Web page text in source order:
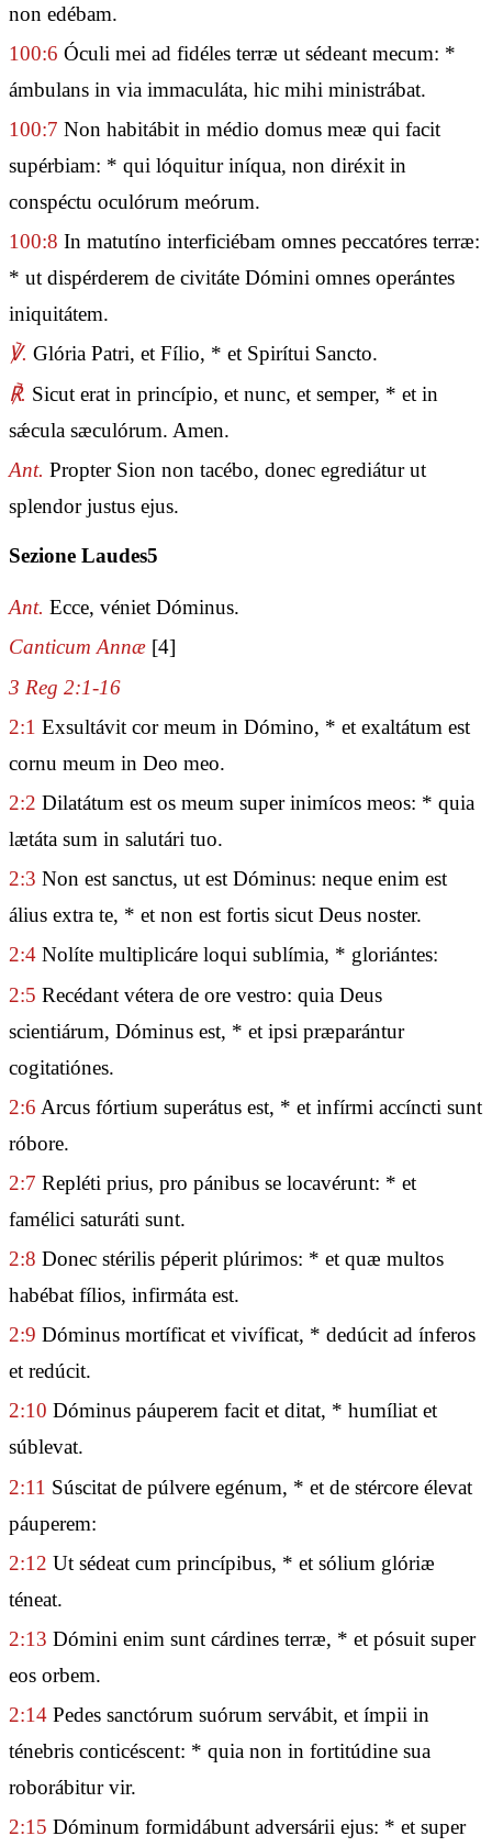
non edébam.
100:6 Óculi mei ad fidéles terræ ut sédeant mecum: *
ámbulans in via immaculáta, hic mihi ministrábat.
100:7 Non habitábit in médio domus meæ qui facit
supérbiam: * qui lóquitur iníqua, non diréxit in
conspéctu oculórum meórum.
100:8 In matutíno interficiébam omnes peccatóres terræ:
* ut dispérderem de civitáte Dómini omnes operántes
iniquitátem.
℣. Glória Patri, et Fílio, * et Spirítui Sancto.
℟. Sicut erat in princípio, et nunc, et semper, * et in
sǽcula sæculórum. Amen.
Ant. Propter Sion non tacébo, donec egrediátur ut
splendor justus ejus.
Sezione Laudes5
Ant. Ecce, véniet Dóminus.
Canticum Annæ [4]
3 Reg 2:1-16
2:1 Exsultávit cor meum in Dómino, * et exaltátum est
cornu meum in Deo meo.
2:2 Dilatátum est os meum super inimícos meos: * quia
lætáta sum in salutári tuo.
2:3 Non est sanctus, ut est Dóminus: neque enim est
álius extra te, * et non est fortis sicut Deus noster.
2:4 Nolíte multiplicáre loqui sublímia, * gloriántes:
2:5 Recédant vétera de ore vestro: quia Deus
scientiárum, Dóminus est, * et ipsi præparántur
cogitatiónes.
2:6 Arcus fórtium superátus est, * et infírmi accíncti sunt
róbore.
2:7 Repléti prius, pro pánibus se locavérunt: * et
famélici saturáti sunt.
2:8 Donec stérilis péperit plúrimos: * et quæ multos
habébat fílios, infirmáta est.
2:9 Dóminus mortíficat et vivíficat, * dedúcit ad ínferos
et redúcit.
2:10 Dóminus páuperem facit et ditat, * humíliat et
súblevat.
2:11 Súscitat de púlvere egénum, * et de stércore élevat
páuperem:
2:12 Ut sédeat cum princípibus, * et sólium glóriæ
téneat.
2:13 Dómini enim sunt cárdines terræ, * et pósuit super
eos orbem.
2:14 Pedes sanctórum suórum servábit, et ímpii in
ténebris conticéscent: * quia non in fortitúdine sua
roborábitur vir.
2:15 Dóminum formidábunt adversárii ejus: * et super